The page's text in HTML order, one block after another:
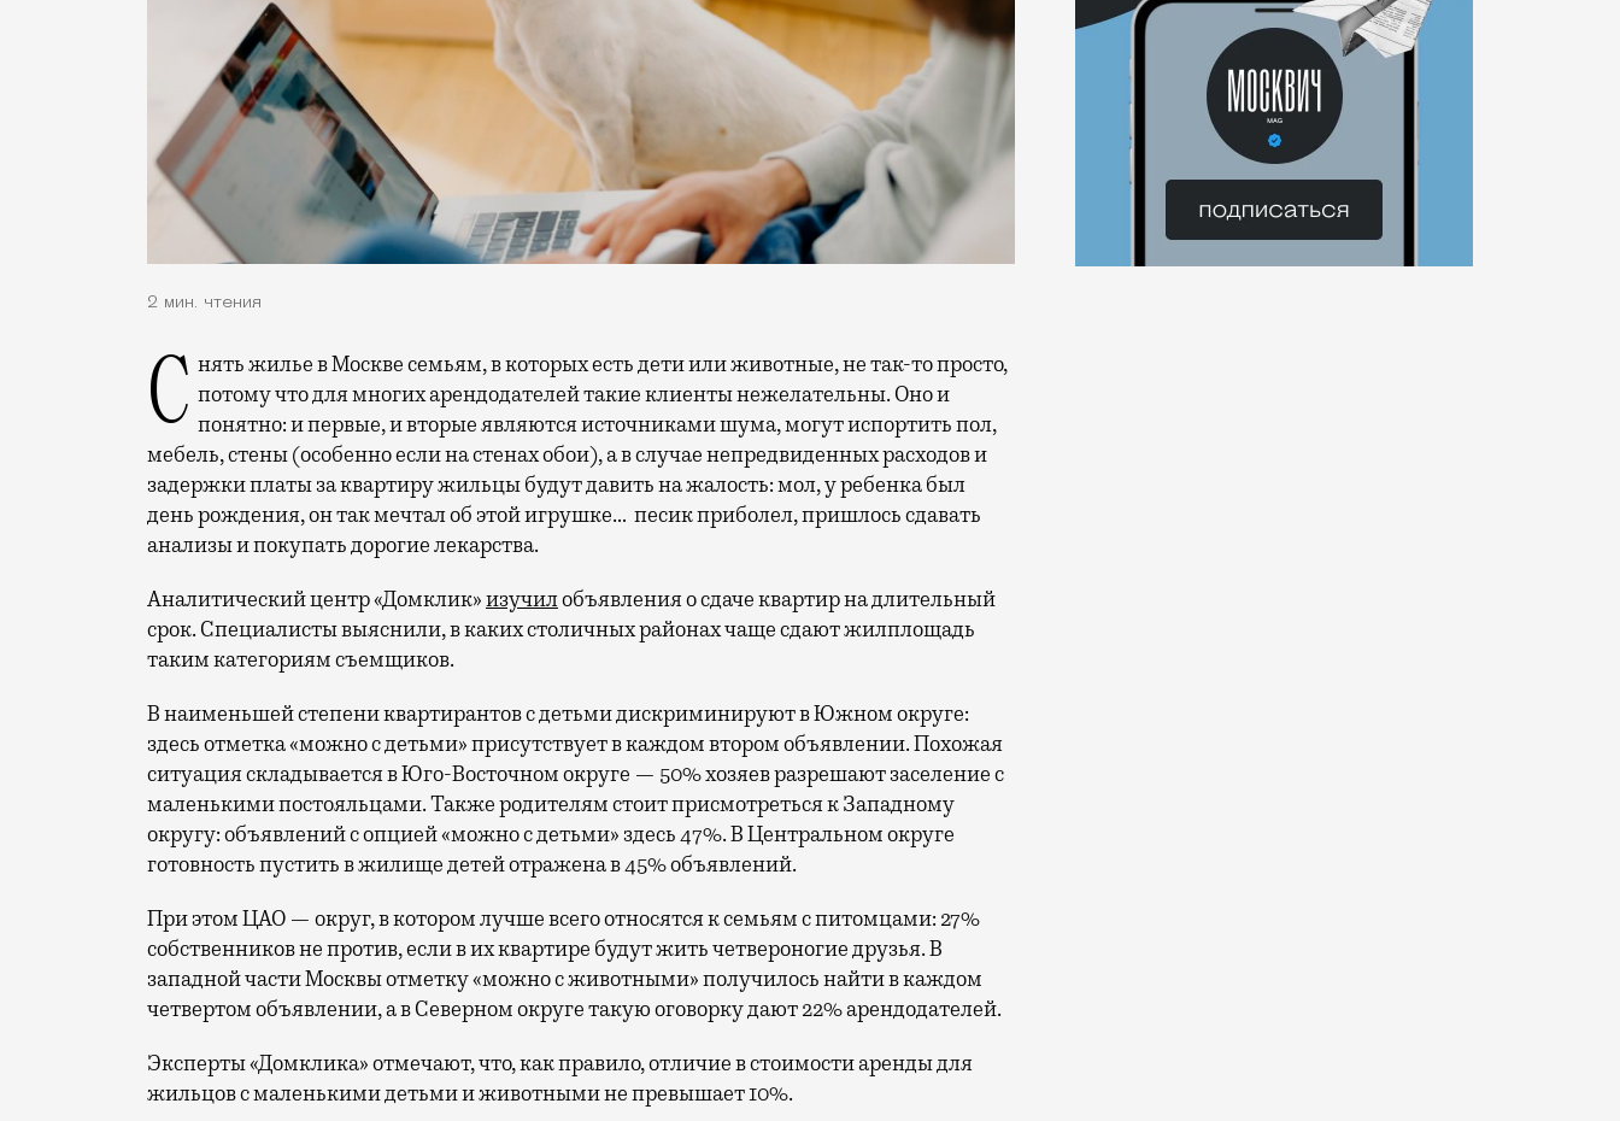
2 мин. чтения
Снять жилье в Москве семьям, в которых есть дети или животные, не так-то просто, потому что для многих арендодателей такие клиенты нежелательны. Оно и
понятно: и первые, и вторые являются источниками шума, могут испортить пол,
мебель, стены (особенно если на стенах обои), а в случае непредвиденных расходов и
задержки платы за квартиру жильцы будут давить на жалость: мол, у ребенка был
день рождения, он так мечтал об этой игрушке… песик приболел, пришлось сдавать
анализы и покупать дорогие лекарства.
Аналитический центр «Домклик»изучилобъявления о сдаче квартир на длительный
срок. Специалисты выяснили, в каких столичных районах чаще сдают жилплощадь
таким категориям съемщиков.
В наименьшей степени квартирантов с детьми дискриминируют в Южном округе:
здесь отметка «можно с детьми» присутствует в каждом втором объявлении. Похожая
ситуация складывается в Юго-Восточном округе — 50% хозяев разрешают заселение с
маленькими постояльцами. Также родителям стоит присмотреться к Западному
округу: объявлений с опцией «можно с детьми» здесь 47%. В Центральном округе
готовность пустить в жилище детей отражена в 45% объявлений.
При этом ЦАО — округ, в котором лучше всего относятся к семьям с питомцами: 27%
собственников не против, если в их квартире будут жить четвероногие друзья. В
западной части Москвы отметку «можно с животными» получилось найти в каждом
четвертом объявлении, а в Северном округе такую оговорку дают 22% арендодателей.
Эксперты «Домклика» отмечают, что, как правило, отличие в стоимости аренды для
жильцов с маленькими детьми и животными не превышает 10%.